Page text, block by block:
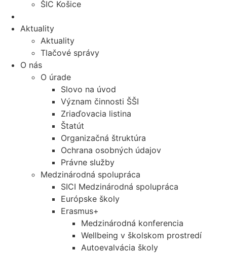
ŠIC Košice
Aktuality
Aktuality
Tlačové správy
O nás
O úrade
Slovo na úvod
Význam činnosti ŠŠI
Zriaďovacia listina
Štatút
Organizačná štruktúra
Ochrana osobných údajov
Právne služby
Medzinárodná spolupráca
SICI Medzinárodná spolupráca
Európske školy
Erasmus+
Medzinárodná konferencia
Wellbeing v školskom prostredí
Autoevalvácia školy